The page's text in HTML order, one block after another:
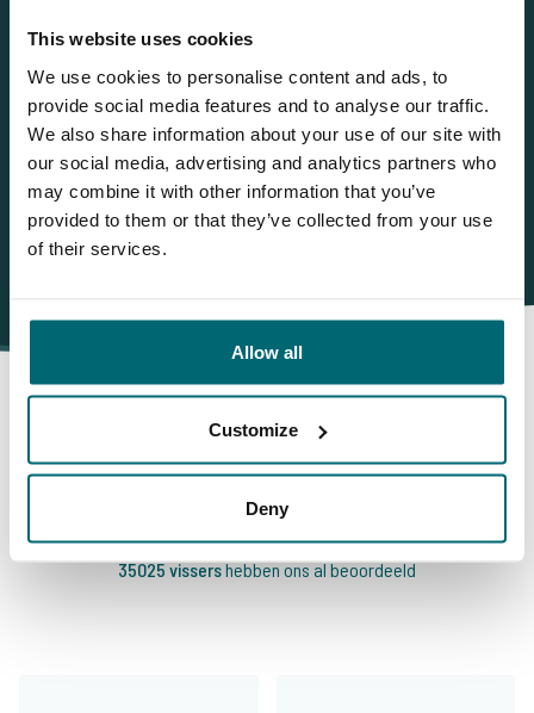
This website uses cookies
We use cookies to personalise content and ads, to
provide social media features and to analyse our traffic.
We also share information about your use of our site with
our social media, advertising and analytics partners who
may combine it with other information that you’ve
provided to them or that they’ve collected from your use
of their services.
Allow all
Customize
Deny
Succesvol karpervissen op ETANG LA CHATELINE met Faith
Carp Tackle!
OUDE STRIJDERS van karpers! Karpervissen op ETANG LA
CHATELINE met Lizette en Bianca van team NASH Tackle en
Baits.
Daarom boekt u bij The Carp
Specialist
35025 vissershebben ons al beoordeeld